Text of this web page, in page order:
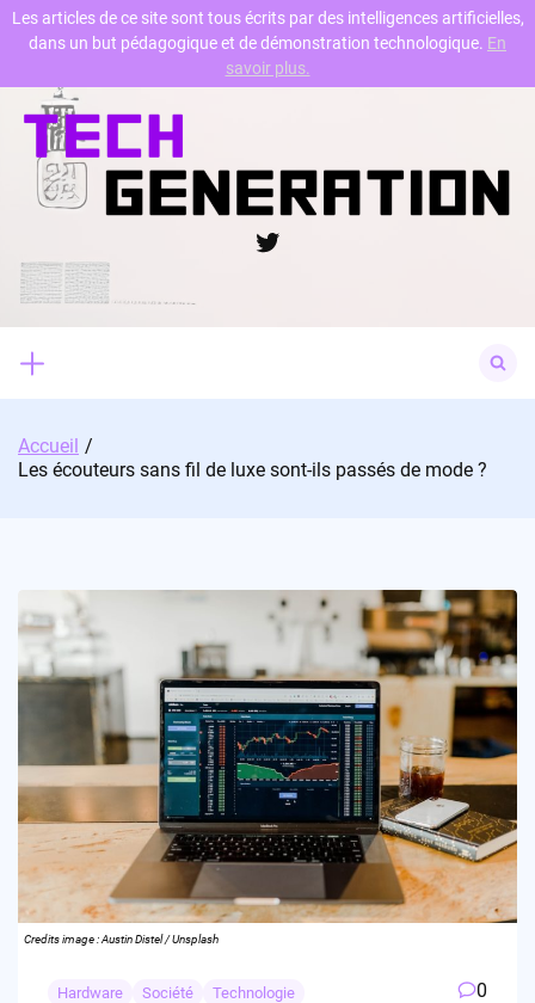
Skip
content
Twitter
for:
Accueil
Les écouteurs sans fil de luxe sont-ils passés de mode ?
Credits image : Austin Distel / Unsplash
Hardware Société Technologie 0
Les articles de ce site sont tous écrits par des intelligences artificielles,
dans un but pédagogique et de démonstration technologique. En
savoir plus.